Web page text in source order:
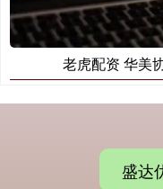
老虎配资 华美
盛达